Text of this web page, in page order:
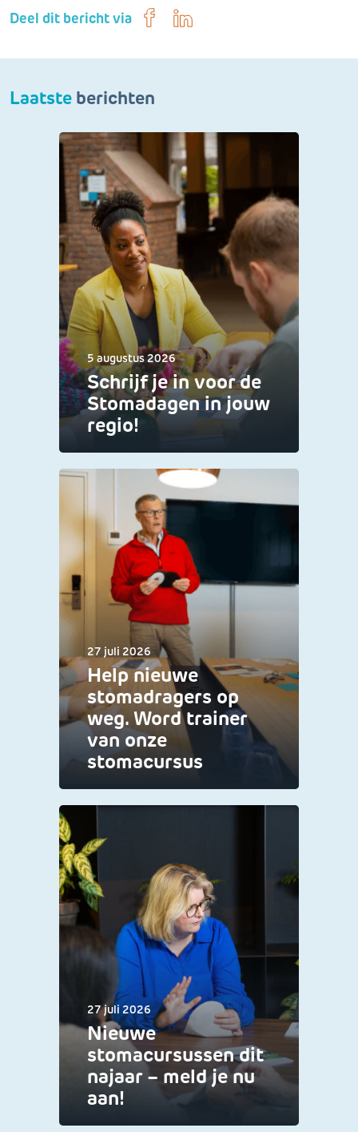
Deel dit bericht via
Laatste berichten
5 augustus 2026
Schrijf je in voor de
Stomadagen in jouw
regio!
27 juli 2026
Help nieuwe
stomadragers op
weg. Word trainer
van onze
stomacursus
27 juli 2026
Nieuwe
stomacursussen dit
najaar – meld je nu
aan!